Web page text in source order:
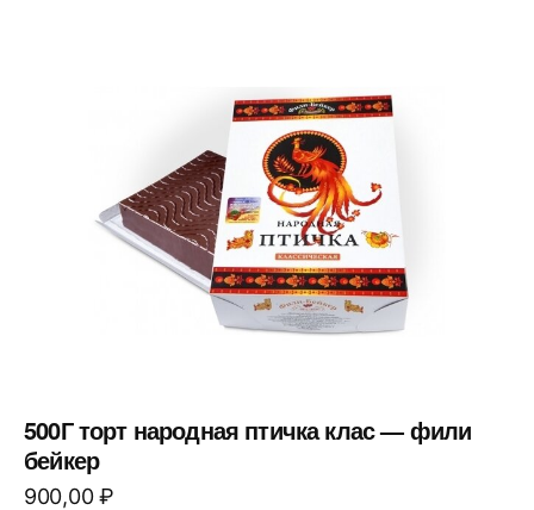
500Г торт народная птичка клас — фили
бейкер
900,00₽